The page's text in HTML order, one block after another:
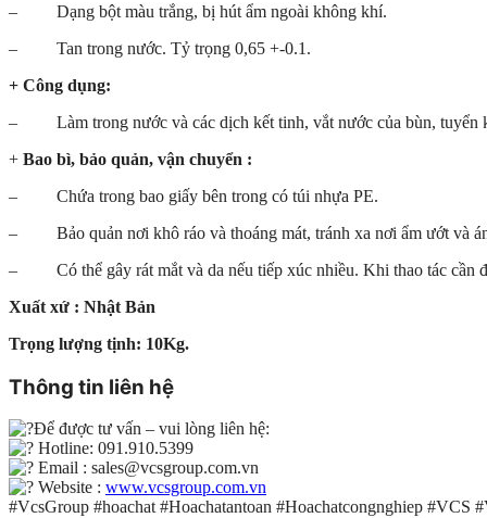
– Dạng bột màu trắng, bị hút ẩm ngoài không khí.
– Tan trong nước. Tỷ trọng 0,65 +-0.1.
+ Công dụng:
– Làm trong nước và các dịch kết tinh, vắt nước của bùn, tuyển
+ Bao bì, bảo quản, vận chuyển :
– Chứa trong bao giấy bên trong có túi nhựa PE.
– Bảo quản nơi khô ráo và thoáng mát, tránh xa nơi ẩm ướt và
– Có thể gây rát mắt và da nếu tiếp xúc nhiều. Khi thao tác cần
Xuất xứ : Nhật Bản
Trọng lượng tịnh: 10Kg.
Thông tin liên hệ
Để được tư vấn – vui lòng liên hệ:
Hotline: 091.910.5399
Email : sales@vcsgroup.com.vn
Website : www.vcsgroup.com.vn
#VcsGroup #hoachat #Hoachatantoan #Hoachatcongnghiep #VCS